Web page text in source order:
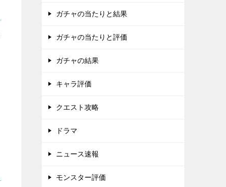
ガチャの当たりと結果
ガチャの当たりと評価
ガチャの結果
キャラ評価
クエスト攻略
ドラマ
ニュース速報
モンスター評価